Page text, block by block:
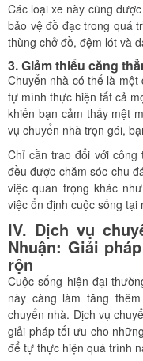
Các loại xe này cũng
bảo vệ đồ đạc trong quá
thùng chở đồ, đệm lót và
3. Giảm thiểu căng
Chuyển nhà có thể là
tự mình thực hiện tất cả
khiến bạn cảm thấy mệt
vụ chuyển nhà trọn gói,
Chỉ cần trao đổi với
đều được chăm sóc chu
việc quan trọng khác
việc ổn định cuộc sống tại
IV. Dịch vụ
Nhuận: Giải
rộn
Cuộc sống hiện đại
này càng làm tăng
chuyển nhà. Dịch vụ
giải pháp tối ưu cho
để tự thực hiện quá trình